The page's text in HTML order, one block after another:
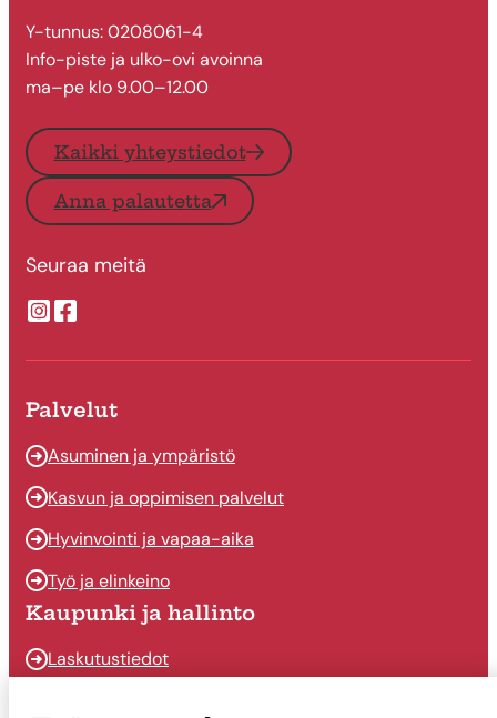
Y-tunnus: 0208061-4
Info-piste ja ulko-ovi avoinna
ma–pe klo 9.00–12.00
Kaikki yhteystiedot
Anna palautetta
Seuraa meitä
Suonenjoen kaupungin Instragram
Suonenjoen kaupungin Facebook
Palvelut
Asuminen ja ympäristö
Kasvun ja oppimisen palvelut
Hyvinvointi ja vapaa-aika
Työ ja elinkeino
Kaupunki ja hallinto
Laskutustiedot